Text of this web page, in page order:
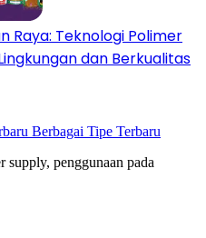
Raya: Teknologi Polimer
dan Berkualitas
Berbagai Tipe Terbaru
penggunaan pada